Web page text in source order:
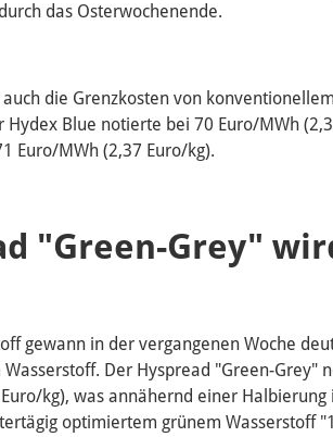
das Osterwochenende.
die Grenzkosten von
Hydex Blue notierte bei 70 Euro/MWh
Euro/MWh (2,37 Euro/kg).
"Green-Grey"
gewann in der vergangenen Woche
Der Hyspread "Green-Grey"
kg), was annähernd einer
optimiertem grünem Wasserstoff